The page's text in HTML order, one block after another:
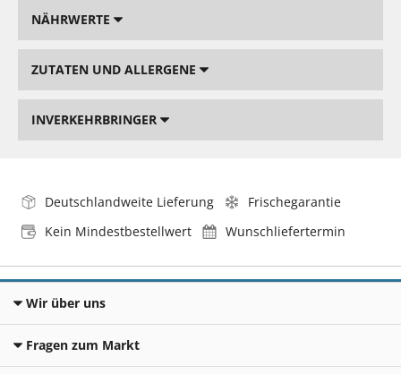
NÄHRWERTE
ZUTATEN UND ALLERGENE
INVERKEHRBRINGER
Deutschlandweite Lieferung
Frischegarantie
Kein Mindestbestellwert
Wunschliefertermin
Wir über uns
Fragen zum Markt